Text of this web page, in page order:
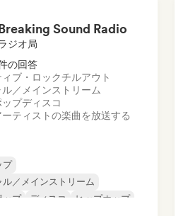
Sound Radio
ジオ局
の回答
ブ・ロックチルアウト
／メインストリーム
ップディスコ
ティストの楽曲を放送する
プ
ル／メインストリーム
ップ
ディスコ
ヒップホップ